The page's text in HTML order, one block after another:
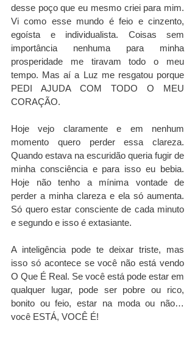
desse poço que eu mesmo criei para mim.
Vi como esse mundo é feio e cinzento,
egoísta e individualista. Coisas sem
importância nenhuma para minha
prosperidade me tiravam todo o meu
tempo. Mas aí a Luz me resgatou porque
PEDI AJUDA COM TODO O MEU
CORAÇÃO.
Hoje vejo claramente e em nenhum
momento quero perder essa clareza.
Quando estava na escuridão queria fugir de
minha consciência e para isso eu bebia.
Hoje não tenho a mínima vontade de
perder a minha clareza e ela só aumenta.
Só quero estar consciente de cada minuto
e segundo e isso é extasiante.
A inteligência pode te deixar triste, mas
isso só acontece se você não está vendo
O Que É Real. Se você está pode estar em
qualquer lugar, pode ser pobre ou rico,
bonito ou feio, estar na moda ou não…
você ESTÁ, VOCÊ É!